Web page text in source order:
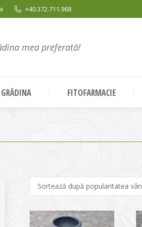
+40.372.711.968
mea preferată!
FITOFARMACIE